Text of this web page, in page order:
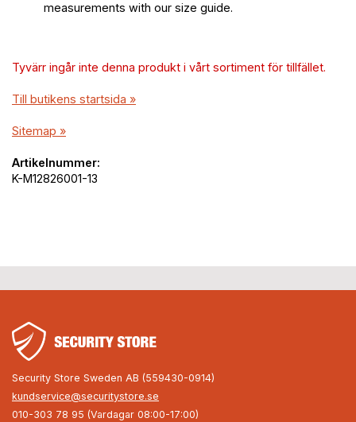
measurements with our size guide.
Tyvärr ingår inte denna produkt i vårt sortiment för tillfället.
Till butikens startsida »
Sitemap »
Artikelnummer:
K-M12826001-13
Security Store Sweden AB (559430-0914)
kundservice@securitystore.se
010-303 78 95 (Vardagar 08:00-17:00)